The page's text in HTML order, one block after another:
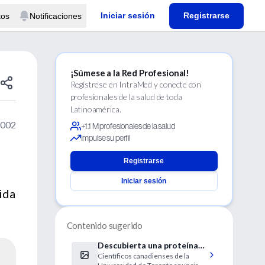
Notificaciones Iniciar sesión Registrarse
¡Súmese a la Red Profesional!
Regístrese en IntraMed y conecte con
profesionales de la salud de toda
Latinoamérica.
+1.1 M profesionales de la salud
Impulse su perfil
Registrarse
Iniciar sesión
Contenido sugerido
Descubierta una proteína
en la bacteria causante de
Científicos canadienses de la